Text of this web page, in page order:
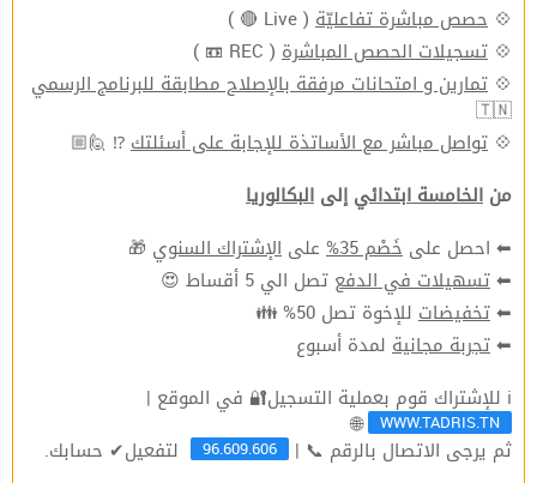
💠 حصص مباشرة تفاعليّة ( Live 🔴 )
💠 تسجيلات الحصص المباشرة ( REC 📼 )
💠 تمارين و امتحانات مرفقة بالإصلاح مطابقة للبرنامج الرسمي
🇹🇳
💠 تواصل مباشر مع الأساتذة للإجابة على أسئلتك⁉ 🙋🏼
من الخامسة ابتدائي إلى البكالوريا
⬅ احصل على خَصْم 35% على الإشتراك السنوي 🎁
⬅تسهيلات في الدفع تصل الي 5 أقساط 😍
⬅تخفيضات للإخوة تصل 50% 👪
⬅تجربة مجانية لمدة أسبوع
ℹ للإشتراك قوم بعملية التسجيل🔐 في الموقع |
WWW.TADRIS.TN
🌐
ثم يرجى الاتصال بالرقم 📞 | 96.609.606 لتفعيل✔ حسابك.